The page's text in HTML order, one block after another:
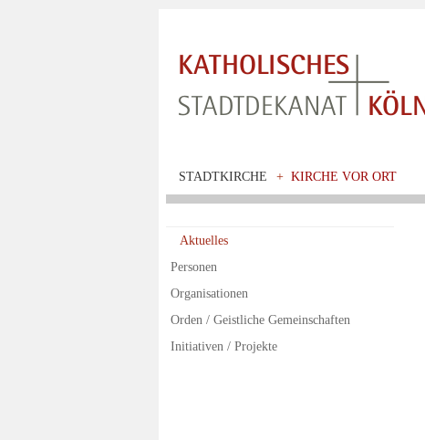
STADTKIRCHE + KIRCHE VOR ORT
Aktuelles
Personen
Organisationen
Orden / Geistliche Gemeinschaften
Initiativen / Projekte